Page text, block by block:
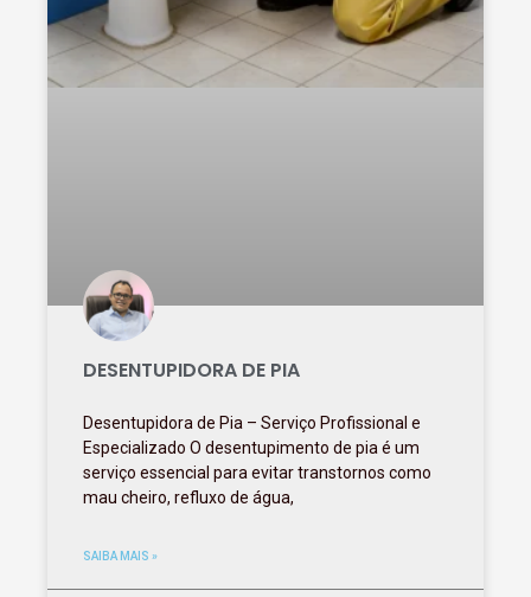
DESENTUPIDORA DE PIA
Desentupidora de Pia – Serviço Profissional e
Especializado O desentupimento de pia é um
serviço essencial para evitar transtornos como
mau cheiro, refluxo de água,
SAIBA MAIS »